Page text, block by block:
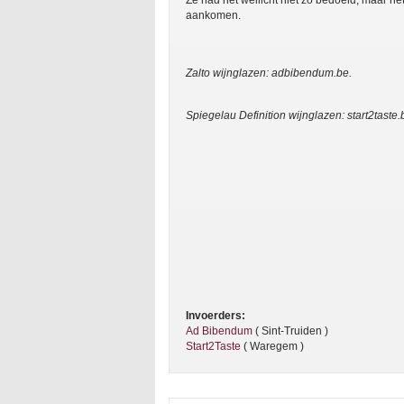
aankomen.
Zalto wijnglazen: adbibendum.be.
Spiegelau Definition wijnglazen:
Invoerders:
Ad Bibendum ( Sint-Truiden )
Start2Taste ( Waregem )